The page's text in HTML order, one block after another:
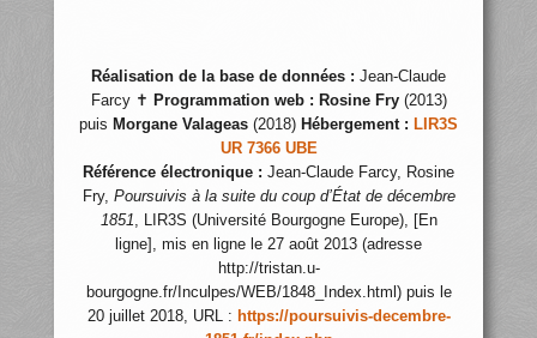
Réalisation de la base de données : Jean-Claude
Farcy ✝ Programmation web : Rosine Fry(2013)
puis Morgane Valageas (2018) Hébergement : LIR3S
UR 7366 UBE
Référence électronique : Jean-Claude Farcy, Rosine
Fry, Poursuivis à la suite du coup d’État de décembre
1851, LIR3S (Université Bourgogne Europe), [En
ligne], mis en ligne le 27 août 2013 (adresse
http://tristan.u-
bourgogne.fr/Inculpes/WEB/1848_Index.html) puis le
20 juillet 2018, URL : https://poursuivis-decembre-